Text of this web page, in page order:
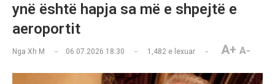
ynë është hapja sa më e shpejtë e
aeroportit
Nga Xh M 06.07.2026 18:30 1,482 e lexuar A+ A-